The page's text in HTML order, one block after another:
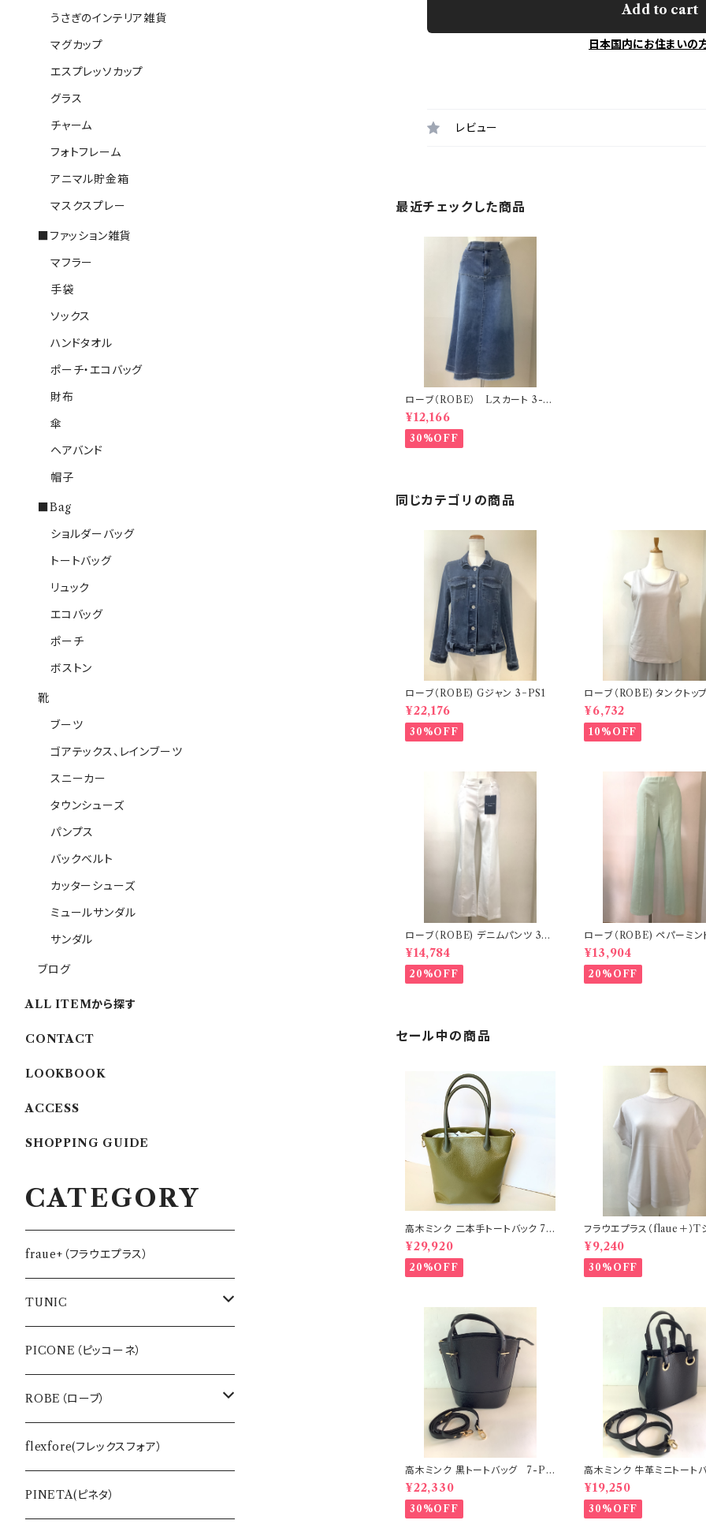
Add to cart
日本国内にお住まいの
レビュー
最近チェックした商品
ローブ（ROBE） Lスカート 3-M
S4
¥12,166
30%OFF
同じカテゴリの商品
ローブ（ROBE) Gジャン 3−PS1
¥22,176
30%OFF
ローブ（ROBE) タンクトップ
S35,36
¥6,732
10%OFF
ローブ（ROBE) デニムパンツ 3−P
S8
¥14,784
20%OFF
ローブ（ROBE) ペパーミン
ツ 3−PS18
¥13,904
20%OFF
セール中の商品
高木ミンク 二本手トートバック 7
−PS23
¥29,920
20%OFF
フラウエプラス（flaue＋）T
21−PS59E
¥9,240
30%OFF
高木ミンク 黒トートバッグ 7-PS
4E、12E，13E
¥22,330
30%OFF
高木ミンク 牛革ミニトートバ
−PS3E
¥19,250
30%OFF
うさぎのインテリア雑貨
マグカップ
エスプレッソカップ
グラス
チャーム
フォトフレーム
アニマル貯金箱
マスクスプレー
■ファッション雑貨
マフラー
手袋
ソックス
ハンドタオル
ポーチ・エコバッグ
財布
傘
ヘアバンド
帽子
■Bag
ショルダーバッグ
トートバッグ
リュック
エコバッグ
ポーチ
ボストン
靴
ブーツ
ゴアテックス、レインブーツ
スニーカー
タウンシューズ
パンプス
バックベルト
カッターシューズ
ミュールサンダル
サンダル
ブログ
ALL ITEMから探す
CONTACT
LOOKBOOK
ACCESS
SHOPPING GUIDE
CATEGORY
fraue+（フラウエプラス）
TUNIC
インナー
バッグ・ポーチ
ワンピース
Tシャツ
PICONE（ピッコーネ）
ROBE（ローブ）
BLUE FRONCE
vivapresto
flexfore(フレックスフォア）
PINETA(ピネタ）